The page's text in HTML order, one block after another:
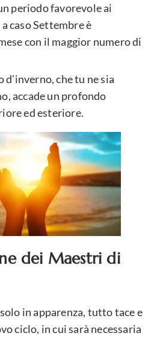
periodo favorevole ai
caso Settembre è
con il maggior numero di
che tu ne sia
accade un profondo
ed esteriore.
dei Maestri di
in apparenza, tutto tace e
ciclo, in cui sarà necessaria